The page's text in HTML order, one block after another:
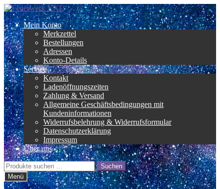
Zur
Navigation
springen
Zum
Inhalt
springenMein Konto
Merkzettel
Bestellungen
Adressen
Konto-Details
Service
Kontakt
Ladenöffnungszeiten
Zahlung & Versand
Allgemeine Geschäftsbedingungen mit
Kundeninformationen
Widerrufsbelehrung & Widerrufsformular
Datenschutzerklärung
Impressum
Über uns
Suche
nach:
Suchen
Menü